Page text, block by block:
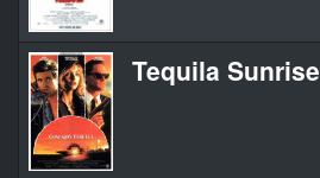
Tequila Sunrise